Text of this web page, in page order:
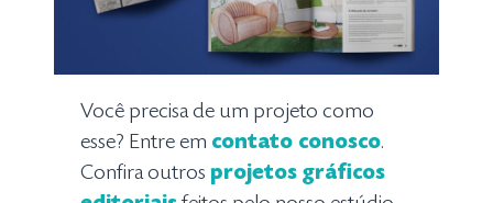
Você precisa de um projeto como
esse? Entre em contato conosco.
Confira outrosprojetos gráficos